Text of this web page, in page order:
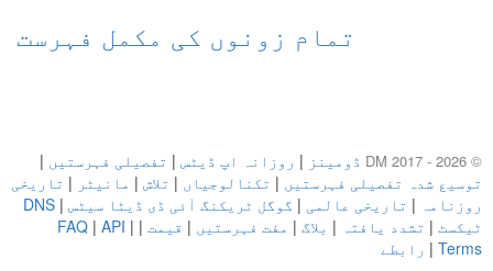
تمام زونوں کی مکمل فہرست
© DM 2017 - 2026 ڈومینز | روزانہ اپ ڈیٹس | تفصیلی فہرستیں |
توسیع شدہ تفصیلی فہرستیں | تکنالوجیاں | تلاش | مانیٹر | تاریخی
روزنامہ | تاریخی عالمی | گوگل ٹریکنگ آئی ڈی ڈیٹا سیٹس |
DNS
ٹیکسٹ | تشدد یافتہ | بلاگ | مفت فہرستیں | قیمت |
FAQ | API |
Terms
| رابطے